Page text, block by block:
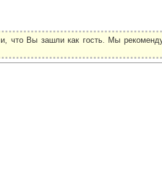
что Вы зашли как гость. Мы